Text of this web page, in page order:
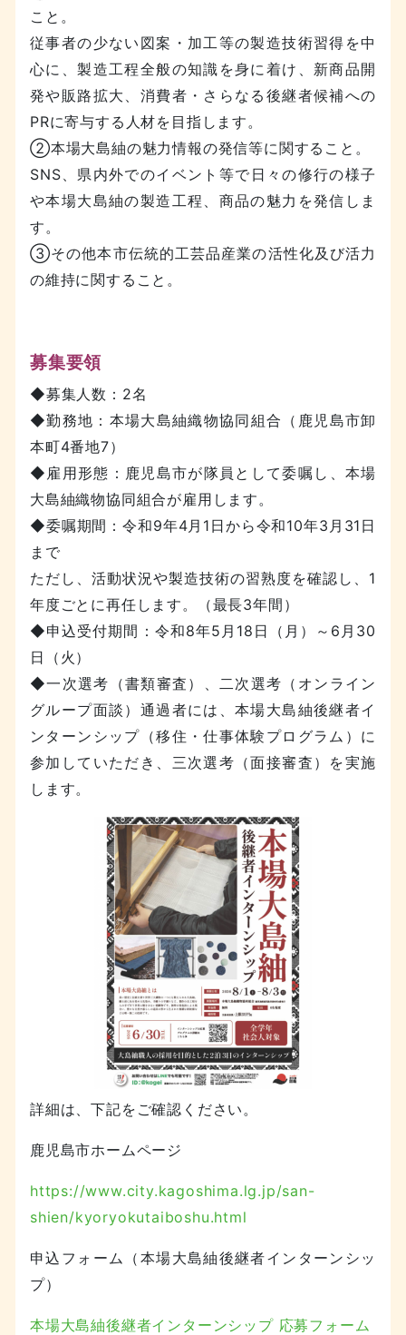
こと。
従事者の少ない図案・加工等の製造技術習得を中
心に、製造工程全般の知識を身に着け、新商品開
発や販路拡大、消費者・さらなる後継者候補への
PRに寄与する人材を目指します。
②本場大島紬の魅力情報の発信等に関すること。
SNS、県内外でのイベント等で日々の修行の様子
や本場大島紬の製造工程、商品の魅力を発信しま
す。
③その他本市伝統的工芸品産業の活性化及び活力
の維持に関すること。
募集要領
◆募集人数：2名
◆勤務地：本場大島紬織物協同組合（鹿児島市卸
本町4番地7）
◆雇用形態：鹿児島市が隊員として委嘱し、本場
大島紬織物協同組合が雇用します。
◆委嘱期間：令和9年4月1日から令和10年3月31日
まで
ただし、活動状況や製造技術の習熟度を確認し、1
年度ごとに再任します。（最長3年間）
◆申込受付期間：令和8年5月18日（月）～6月30
日（火）
◆一次選考（書類審査）、二次選考（オンライン
グループ面談）通過者には、本場大島紬後継者イ
ンターンシップ（移住・仕事体験プログラム）に
参加していただき、三次選考（面接審査）を実施
します。
詳細は、下記をご確認ください。
鹿児島市ホームページ
https://www.city.kagoshima.lg.jp/san-
shien/kyoryokutaiboshu.html
申込フォーム（本場大島紬後継者インターンシッ
プ）
本場大島紬後継者インターンシップ 応募フォーム